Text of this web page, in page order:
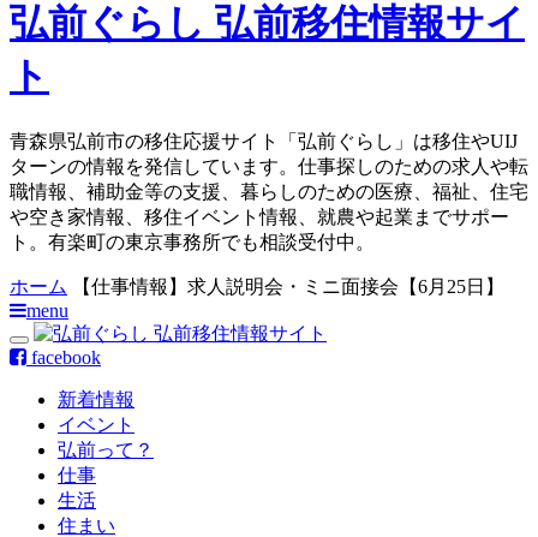
弘前ぐらし 弘前移住情報サイ
ト
青森県弘前市の移住応援サイト「弘前ぐらし」は移住やUIJ
ターンの情報を発信しています。仕事探しのための求人や転
職情報、補助金等の支援、暮らしのための医療、福祉、住宅
や空き家情報、移住イベント情報、就農や起業までサポー
ト。有楽町の東京事務所でも相談受付中。
ホーム
【仕事情報】求人説明会・ミニ面接会【6月25日】
menu
facebook
新着情報
イベント
弘前って？
仕事
生活
住まい